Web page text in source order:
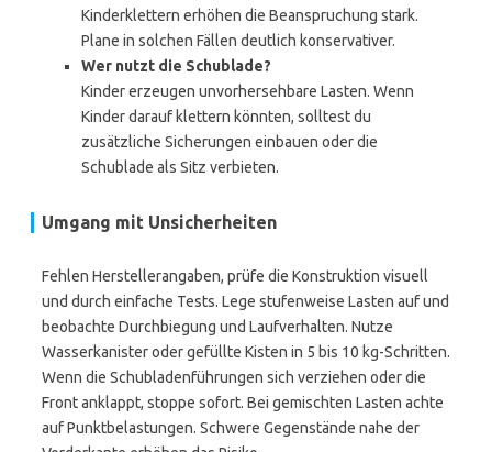
Kinderklettern erhöhen die Beanspruchung stark.
Plane in solchen Fällen deutlich konservativer.
Wer nutzt die Schublade?
Kinder erzeugen unvorhersehbare Lasten. Wenn
Kinder darauf klettern könnten, solltest du
zusätzliche Sicherungen einbauen oder die
Schublade als Sitz verbieten.
Umgang mit Unsicherheiten
Fehlen Herstellerangaben, prüfe die Konstruktion visuell
und durch einfache Tests. Lege stufenweise Lasten auf und
beobachte Durchbiegung und Laufverhalten. Nutze
Wasserkanister oder gefüllte Kisten in 5 bis 10 kg-Schritten.
Wenn die Schubladenführungen sich verziehen oder die
Front anklappt, stoppe sofort. Bei gemischten Lasten achte
auf Punktbelastungen. Schwere Gegenstände nahe der